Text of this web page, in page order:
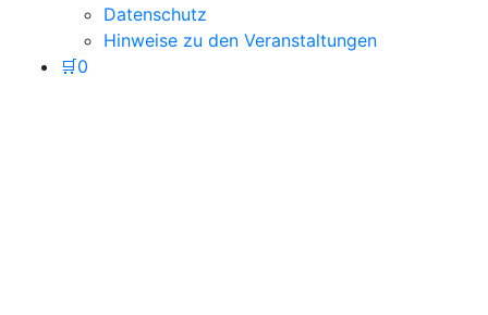
Datenschutz
Hinweise zu den Veranstaltungen
🛒0